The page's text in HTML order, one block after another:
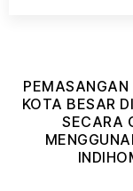
PEMASANGAN
KOTA BESAR
SECARA